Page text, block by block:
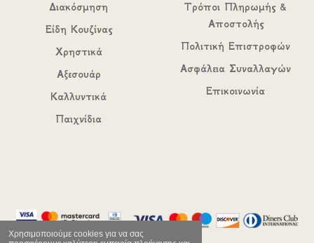
Χρησιμοποιούμε cookies για να σας
Διακόσμηση
Είδη Κουζίνας
Χρηστικά
Αξεσουάρ
Καλλυντικά
Παιχνίδια
Τρόποι Πληρωμής &
Αποστολής
Πολιτική Επιστροφών
Ασφάλεια Συναλλαγών
Επικοινωνία